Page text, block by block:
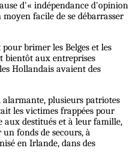
d'« indépendance d'opinion
facile de se débarrasser
brimer les Belges et les
bientôt aux entreprises
Hollandais avaient des
plusieurs patriotes
les victimes frappées pour
destitués et à leur famille,
fonds de secours, à
en Irlande, dans des